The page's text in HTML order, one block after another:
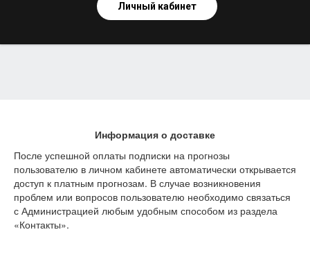
Личный кабинет
Информация о доставке
После успешной оплаты подписки на прогнозы
пользователю в личном кабинете автоматически открывается
доступ к платным прогнозам. В случае возникновения
проблем или вопросов пользователю необходимо связаться
с Администрацией любым удобным способом из раздела
«Контакты».